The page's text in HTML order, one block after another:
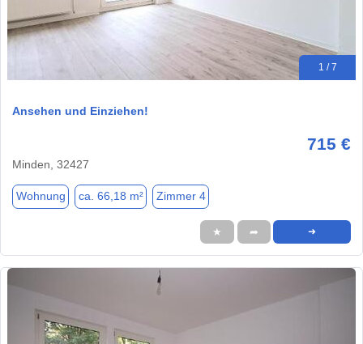
1 / 7
Ansehen und Einziehen!
715 €
Minden, 32427
Wohnung ca. 66,18 m² Zimmer 4
★ ➦ ➜